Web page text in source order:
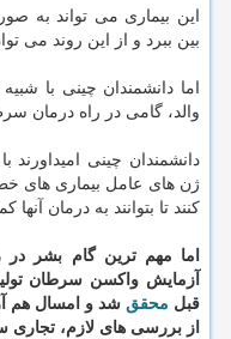
این بیماری می تواند به
بین ببرد و از این روند می
اما دانشمندان چینی با
والد، گامی در راه درمان
دانشمندان چینی
ژن های عامل بیماری های
كنند تا بتوانند به درمان آنها
اما مهم ترین گام بشر
آزمایش واكسن سرطان
قبل محقق شد و امسال هم
از بررسی های لازم،